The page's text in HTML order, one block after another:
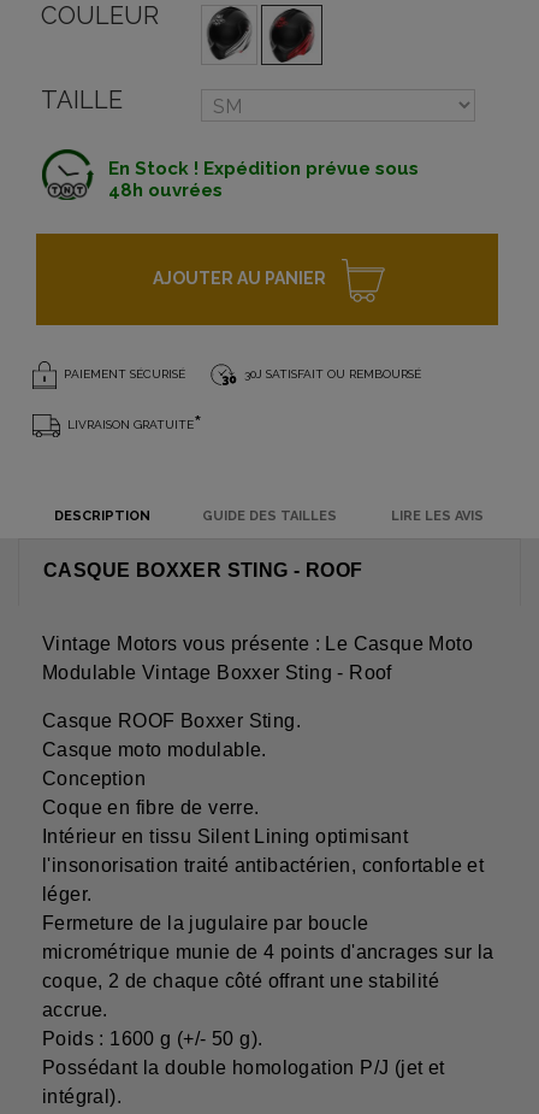
COULEUR
TAILLE
En Stock ! Expédition prévue sous
48h ouvrées
AJOUTER AU PANIER
PAIEMENT SÉCURISÉ 30J SATISFAIT OU REMBOURSÉ
LIVRAISON GRATUITE*
DESCRIPTION GUIDE DES TAILLES LIRE LES AVIS
CASQUE BOXXER STING - ROOF
Vintage Motors vous présente : Le Casque Moto
Modulable Vintage Boxxer Sting - Roof
Casque ROOF Boxxer Sting.
Casque moto modulable.
Conception
Coque en fibre de verre.
Intérieur en tissu Silent Lining optimisant
l'insonorisation traité antibactérien, confortable et
léger.
Fermeture de la jugulaire par boucle
micrométrique munie de 4 points d'ancrages sur la
coque, 2 de chaque côté offrant une stabilité
accrue.
Poids : 1600 g (+/- 50 g).
Possédant la double homologation P/J (jet et
intégral).